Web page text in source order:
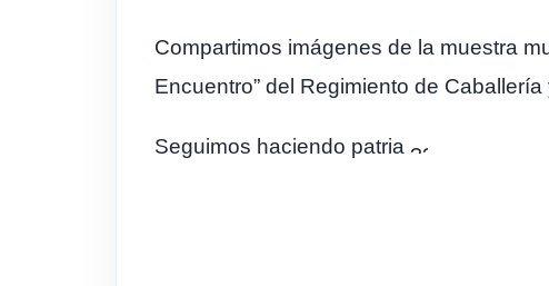
Compartimos imágenes de la muestra
Encuentro” del Regimiento de Caballería
Seguimos haciendo patria